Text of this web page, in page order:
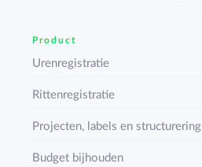
Product
Urenregistratie
Rittenregistratie
Projecten, labels en structurering
Budget bijhouden